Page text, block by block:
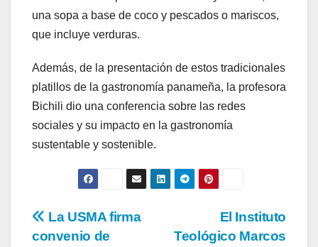
una sopa a base de coco y pescados o mariscos,
que incluye verduras.
Además, de la presentación de estos tradicionales
platillos de la gastronomía panameña, la profesora
Bichili dio una conferencia sobre las redes
sociales y su impacto en la gastronomía
sustentable y sostenible.
El Instituto
Teológico Marcos
La USMA firma
convenio de